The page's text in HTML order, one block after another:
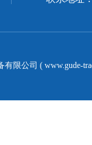
限公司 ( www.gude-